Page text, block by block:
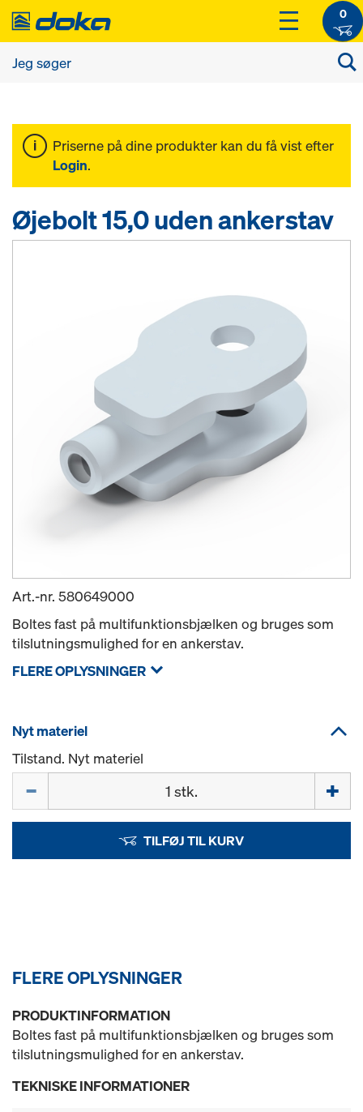
0
Priserne på dine produkter kan du få vist efter
Login.
Øjebolt 15,0 uden ankerstav
Art.-nr. 580649000
Boltes fast på multifunktionsbjælken og bruges som
tilslutningsmulighed for en ankerstav.
FLERE OPLYSNINGER
Nyt materiel
Tilstand. Nyt materiel
TILFØJ TIL KURV
FLERE OPLYSNINGER
PRODUKTINFORMATION
Boltes fast på multifunktionsbjælken og bruges som
tilslutningsmulighed for en ankerstav.
TEKNISKE INFORMATIONER